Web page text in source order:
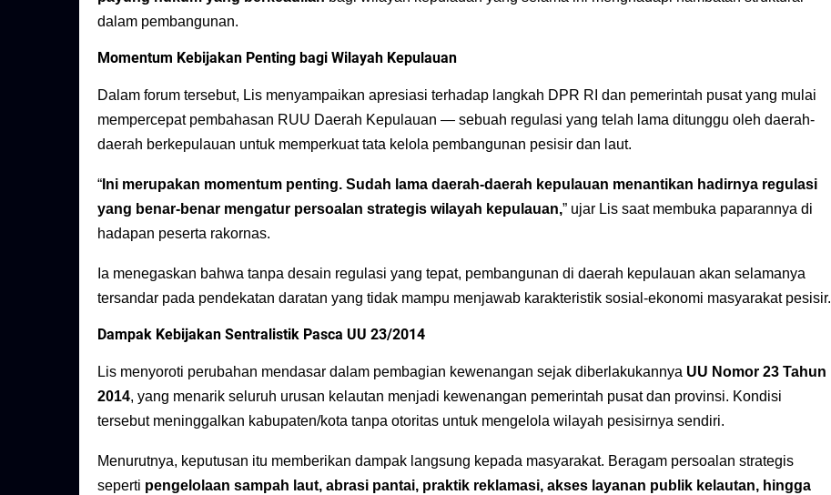
dalam pembangunan.
Momentum Kebijakan Penting bagi Wilayah Kepulauan
Dalam forum tersebut, Lis menyampaikan apresiasi terhadap langkah DPR RI dan pemerintah pusat yang mulai
mempercepat pembahasan RUU Daerah Kepulauan — sebuah regulasi yang telah lama ditunggu oleh daerah-
daerah berkepulauan untuk memperkuat tata kelola pembangunan pesisir dan laut.
“ Ini merupakan momentum penting. Sudah lama daerah-daerah kepulauan menantikan hadirnya regulasi
yang benar-benar mengatur persoalan strategis wilayah kepulauan,” ujar Lis saat membuka paparannya di
hadapan peserta rakornas.
Ia menegaskan bahwa tanpa desain regulasi yang tepat, pembangunan di daerah kepulauan akan selamanya
tersandar pada pendekatan daratan yang tidak mampu menjawab karakteristik sosial-ekonomi masyarakat pesisir.
Dampak Kebijakan Sentralistik Pasca UU 23/2014
Lis menyoroti perubahan mendasar dalam pembagian kewenangan sejak diberlakukannya UU Nomor 23 Tahun
2014, yang menarik seluruh urusan kelautan menjadi kewenangan pemerintah pusat dan provinsi. Kondisi
tersebut meninggalkan kabupaten/kota tanpa otoritas untuk mengelola wilayah pesisirnya sendiri.
Menurutnya, keputusan itu memberikan dampak langsung kepada masyarakat. Beragam persoalan strategis
seperti pengelolaan sampah laut, abrasi pantai, praktik reklamasi, akses layanan publik kelautan, hingga